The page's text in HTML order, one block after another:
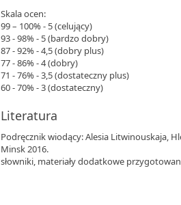
Skala ocen:
99 – 100% - 5 (celujący)
93 - 98% - 5 (bardzo dobry)
87 - 92% - 4,5 (dobry plus)
77 - 86% - 4 (dobry)
71 - 76% - 3,5 (dostateczny plus)
60 - 70% - 3 (dostateczny)
Literatura
Podręcznik wiodący: Alesia Litwinouskaja,
Minsk 2016.
słowniki, materiały dodatkowe